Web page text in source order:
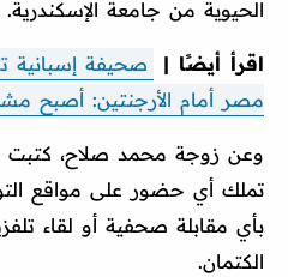
الحيوية من جامعة الإسكندرية.
اقرأ أيضًا |
صحيفة إسبانية
مصر أمام الأرجنتين: أصبح
وعن زوجة محمد صلاح، كتبت
تملك أي حضور على مواقع
بأي مقابلة صحفية أو لقاء
الكتمان.